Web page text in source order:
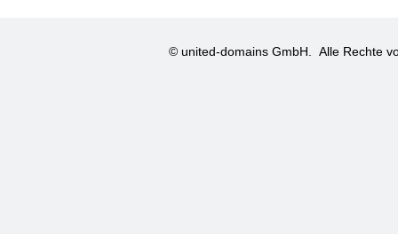
© united-domains GmbH. Alle Rechte